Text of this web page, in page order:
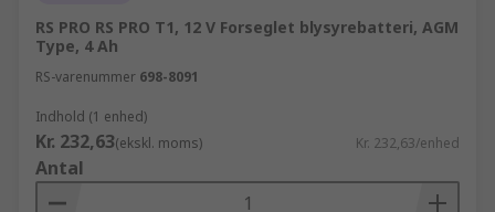
RS PRO RS PRO T1, 12 V Forseglet blysyrebatteri, AGM
Type, 4 Ah
RS-varenummer 698-8091
Indhold (1 enhed)
Kr. 232,63(ekskl. moms) Kr. 232,63/enhed
Antal